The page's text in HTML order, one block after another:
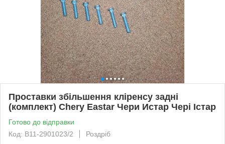
Проставки збільшення кліренсу задні
(комплект) Chery Eastar Чери Истар Чері Істар
Готово до відправки
Код: B11-2901023/2
Роздріб